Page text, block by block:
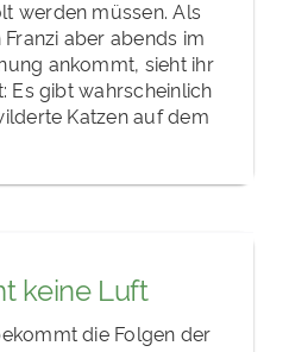
werden müssen. Als
aber abends im
ankommt, sieht ihr
Es gibt wahrscheinlich
Katzen auf dem
keine Luft
die Folgen der